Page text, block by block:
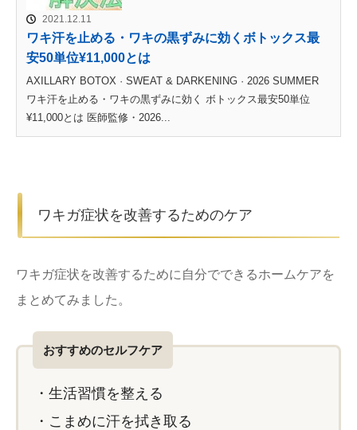
2021.12.11
ワキ汗を止める・ワキの黒ずみに効くボトックス最
安50単位¥11,000とは
AXILLARY BOTOX · SWEAT & DARKENING · 2026 SUMMER
ワキ汗を止める・ワキの黒ずみに効く ボトックス最安50単位
¥11,000とは 医師監修・2026...
ワキガ症状を改善するためのケア
ワキガ症状を改善するために自分でできるホームケアを
まとめてみました。
おすすめのセルフケア
・生活習慣を整える
・こまめに汗を拭き取る